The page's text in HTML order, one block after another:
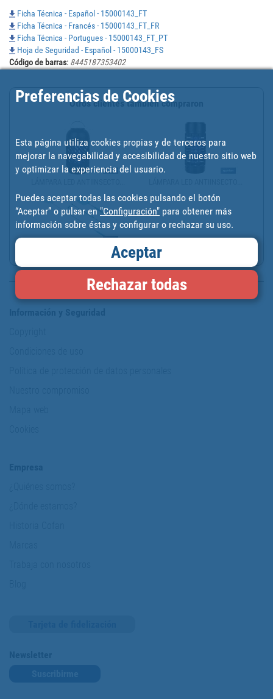
Ficha Técnica - Español - 15000143_FT
Ficha Técnica - Francés - 15000143_FT_FR
Ficha Técnica - Portugues - 15000143_FT_PT
Hoja de Seguridad - Español - 15000143_FS
Código de barras: 8445187353402
Otros clientes también compraron
MATAMOSCAS AZULES CON M...
Preferencias de Cookies
Esta página utiliza cookies propias y de terceros para
mejorar la navegabilidad y accesibilidad de nuestro sitio web
y optimizar la experiencia del usuario.
Puedes aceptar todas las cookies pulsando el botón
“Aceptar” o pulsar en "Configuración" para obtener más
información sobre éstas y configurar o rechazar su uso.
Aceptar
Rechazar todas